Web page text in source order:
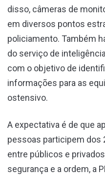
disso, câmeras de
em diversos pontos
policiamento. Também
do serviço de
com o objetivo de
informações para as
ostensivo.
A expectativa é de que
pessoas participem dos
entre públicos e
segurança e a ordem, a